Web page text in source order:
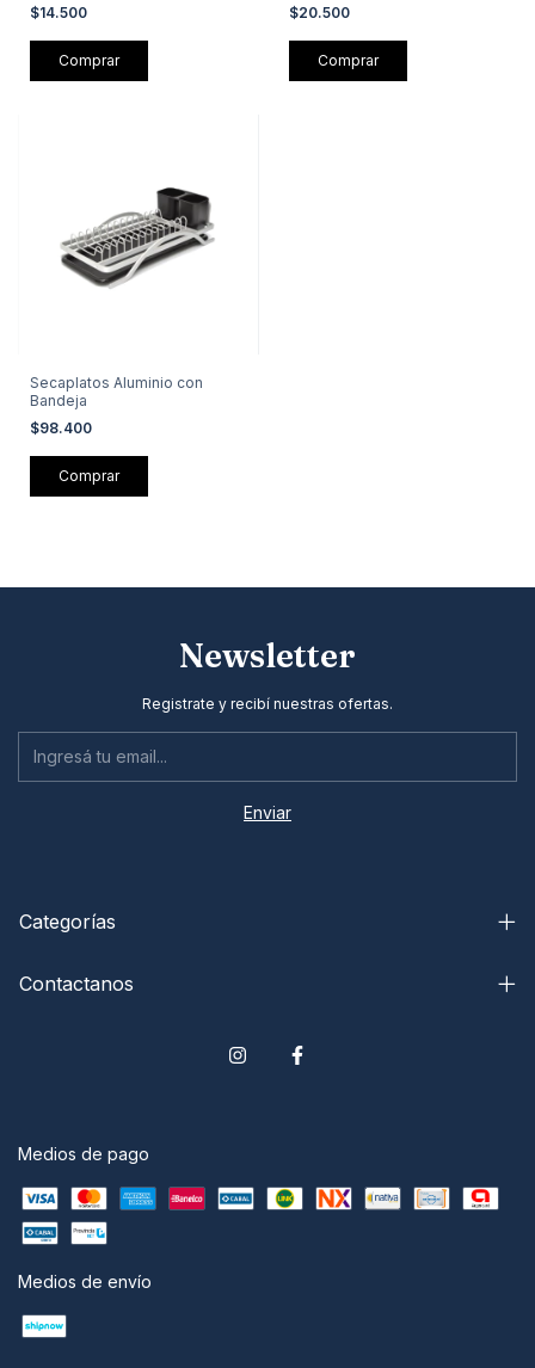
$14.500
$20.500
Secaplatos Aluminio con
Bandeja
$98.400
Newsletter
Registrate y recibí nuestras ofertas.
Categorías
Contactanos
Medios de pago
Medios de envío